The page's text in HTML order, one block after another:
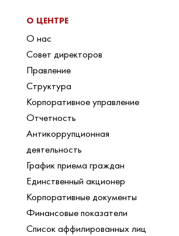
О ЦЕНТРЕ
О нас
Совет директоров
Правление
Структура
Корпоративное управление
Отчетность
Антикоррупционная
деятельность
График приема граждан
Единственный акционер
Корпоративные документы
Финансовые показатели
Список аффилированных лиц